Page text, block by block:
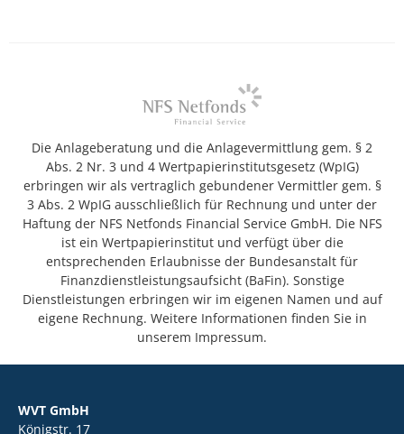
Die Anlageberatung und die Anlagevermittlung gem. § 2
Abs. 2 Nr. 3 und 4 Wertpapierinstitutsgesetz (WpIG)
erbringen wir als vertraglich gebundener Vermittler gem. §
3 Abs. 2 WpIG ausschließlich für Rechnung und unter der
Haftung der NFS Netfonds Financial Service GmbH. Die NFS
ist ein Wertpapierinstitut und verfügt über die
entsprechenden Erlaubnisse der Bundesanstalt für
Finanzdienstleistungsaufsicht (BaFin). Sonstige
Dienstleistungen erbringen wir im eigenen Namen und auf
eigene Rechnung. Weitere Informationen finden Sie in
unserem Impressum.
WVT GmbH
Königstr. 17